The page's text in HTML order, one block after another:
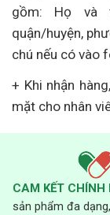
gồm: Họ và
quận/huyện,
chú nếu có vào
+ Khi nhận
mặt cho nhân
CAM KẾT CHÍNH
sản phẩm đa